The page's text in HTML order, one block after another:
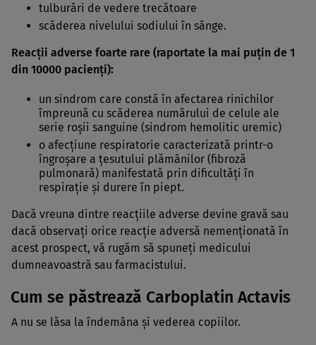
tulburări de vedere trecătoare
scăderea nivelului sodiului în sânge.
Reacţii adverse foarte rare (raportate la mai puţin de 1
din 10000 pacienţi):
un sindrom care constă în afectarea rinichilor
împreună cu scăderea numărului de celule ale
serie roşii sanguine (sindrom hemolitic uremic)
o afecţiune respiratorie caracterizată printr-o
îngroşare a ţesutului plămânilor (fibroză
pulmonară) manifestată prin dificultăţi în
respiraţie şi durere în piept.
Dacă vreuna dintre reacţiile adverse devine gravă sau
dacă observaţi orice reacţie adversă nemenţionată în
acest prospect, vă rugăm să spuneţi medicului
dumneavoastră sau farmacistului.
Cum se păstrează Carboplatin Actavis
A nu se lăsa la îndemâna şi vederea copiilor.